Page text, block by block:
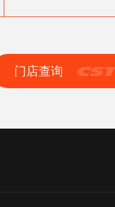
门店查询